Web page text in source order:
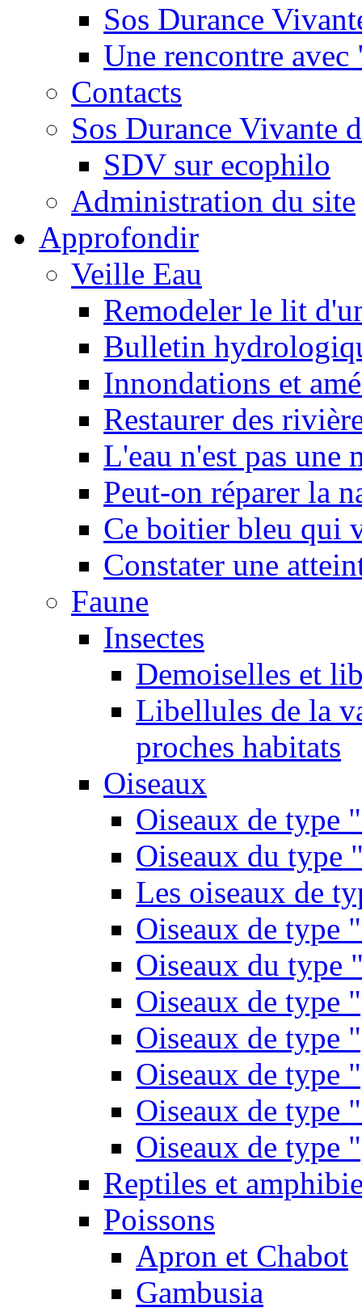
Sos Durance
Une rencontre
Contacts
Sos Durance Vivante
SDV sur ecophilo
Administration du site
Approfondir
Veille Eau
Remodeler le lit
Bulletin
Innondations et
Restaurer des
L'eau n'est pas une
Peut-on réparer la
Ce boitier bleu qui
Constater une
Faune
Insectes
Demoiselles et
Libellules de la
proches habitats
Oiseaux
Oiseaux de type
Oiseaux du type
Les oiseaux de
Oiseaux de type
Oiseaux du type
Oiseaux de type
Oiseaux de type
Oiseaux de type
Oiseaux de type
Oiseaux de type
Reptiles et
Poissons
Apron et Chabot
Gambusia